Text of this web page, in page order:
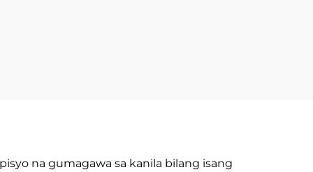
na gumagawa sa kanila bilang isang